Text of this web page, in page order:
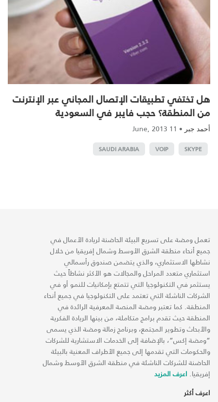
هل تختفي تطبيقات الإتصال المجاني عبر الإنترنت
من المنطقة؟ حجب فايبر في السعودية
أحمد جبر •
11 June, 2013
SKYPE
VOIP
SAUDI ARABIA
تعمل ومضة على تسريع البيئة الحاضنة لريادة الأعمال في
جميع أنحاء منطقة الشرق الأوسط وشمال إفريقيا من خلال
نشاطها الاستثماري، والذي يتضمن صندوق رأسمالي
استثماري متعدد المراحل والمجالات هو الأكثر نشاطاً حيث
يستثمر في التكنولوجيا التي تتمتع بإمكانيات للنمو أو في
الشركات الناشئة التي تعتمد على التكنولوجيا في جميع أنحاء
المنطقة. كما تعتبر ومضة المنصة المعرفية الرائدة في
المنطقة حيث تقدم برامج متكاملة، من بينها الريادة الفكرية
والأبحاث وتطوير المجتمع، وبرنامج زمالة ومضة الذي يسمى
“ومضة إكس“، بالإضافة إلى الخدمات الاستشارية للشركات
والحكومات التي تقدمها إلى جميع الأطراف المعنية بالبيئة
الحاضنة للشركات الناشئة في منطقة الشرق الأوسط وشمال
إفريقيا. اعرف المزيد
اعرف أكثر